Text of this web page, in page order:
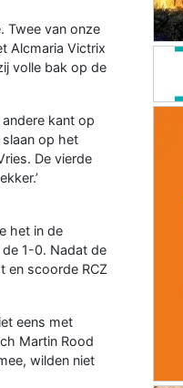
Twee van onze
Alcmaria Victrix
volle bak op de
kant op
op het
De vierde
het in de
1-0. Nadat de
en scoorde RCZ
eens met
Martin Rood
wilden niet